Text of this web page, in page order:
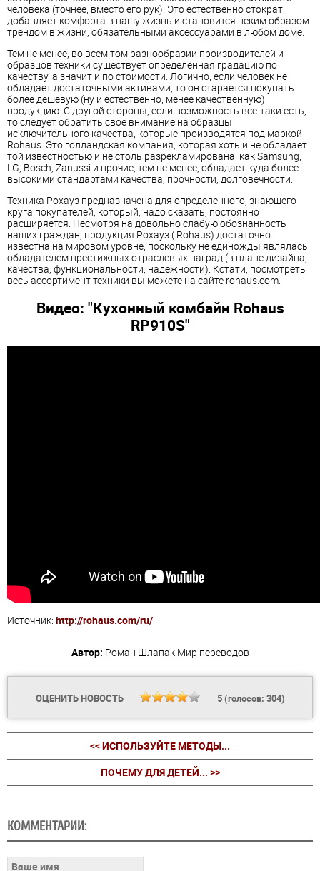
человека (точнее, вместо его рук). Это естественно стократ
добавляет комфорта в нашу жизнь и становится неким образом
трендом в жизни, обязательными аксессуарами в любом доме.
Тем не менее, во всем том разнообразии производителей и
образцов техники существует определённая градацию по
качеству, а значит и по стоимости. Логично, если человек не
обладает достаточными активами, то он старается покупать
более дешевую (ну и естественно, менее качественную)
продукцию. С другой стороны, если возможность все-таки есть,
то следует обратить свое внимание на образцы
исключительного качества, которые производятся под маркой
Rohaus. Это голландская компания, которая хоть и не обладает
той известностью и не столь разрекламирована, как Samsung,
LG, Bosch, Zanussi и прочие, тем не менее, обладает куда более
высокими стандартами качества, прочности, долговечности.
Техника Рохауз предназначена для определенного, знающего
круга покупателей, который, надо сказать, постоянно
расширяется. Несмотря на довольно слабую обознанность
наших граждан, продукция Рохауз ( Rohaus) достаточно
известна на мировом уровне, поскольку не единожды являлась
обладателем престижных отраслевых наград (в плане дизайна,
качества, функциональности, надежности). Кстати, посмотреть
весь ассортимент техники вы можете на сайте rohaus.com.
Видео: "Кухонный комбайн Rohaus
RP910S"
Источник: http://rohaus.com/ru/
Автор: Роман Шлапак Мир переводов
ОЦЕНИТЬ НОВОСТЬ 5(голосов: 304)
<< ИСПОЛЬЗУЙТЕ МЕТОДЫ...
ПОЧЕМУ ДЛЯ ДЕТЕЙ... >>
КОММЕНТАРИИ: